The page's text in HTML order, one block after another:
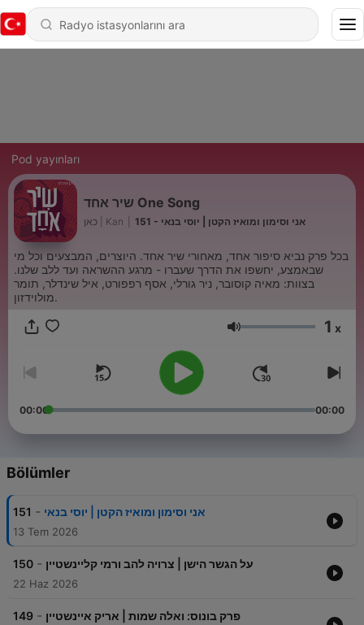
Pod yayınları
שיר אחד One Song
כאן | Kan 151 - אני וסימון ומואיז הקטן | יוסי בנאי
בכל פרק נביא סיפור אחד, מאחורי שיר אחד. היוצרים, המבצעים וכל מי
שבאמצע, יחשפו את הדרך שעברו - מרגע ההשראה ועד ללב שלנו.
בצוות: מאיה קוסובר, ניר גורלי, אסף רפפורט, איל שינדלר, תומר
מולוידזון.
Ses 1 x
00:00 00:00
Bölümler
151 - אני וסימון ומואיז הקטן | יוסי בנאי
13 Tem 2026
150 - על הגשר הישן | צרויה להב ורמי קליינשטיין
22 Haz 2026
149 - פרק בונוס: ואלה שמות | אריק איינשטיין